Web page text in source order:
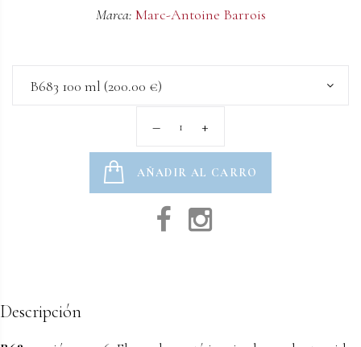
Marca: Marc-Antoine Barrois
B683 100 ml (200.00 €)
AÑADIR AL CARRO
Descripción